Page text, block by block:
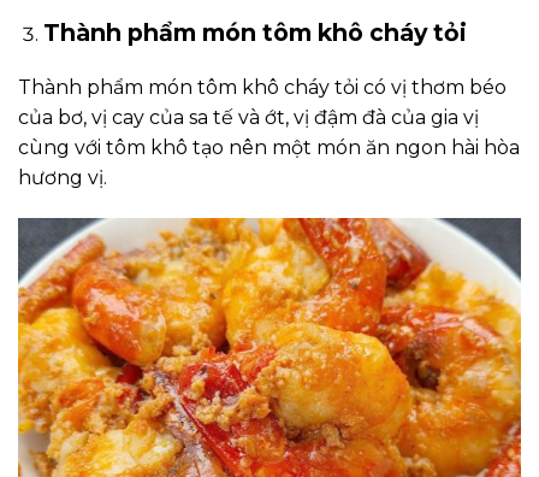
Thành phẩm món tôm khô cháy tỏi
Thành phẩm món tôm khô cháy tỏi có vị thơm béo
của bơ, vị cay của sa tế và ớt, vị đậm đà của gia vị
cùng với tôm khô tạo nên một món ăn ngon hài hòa
hương vị.